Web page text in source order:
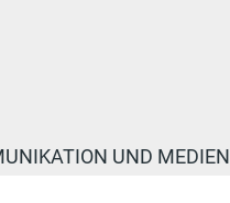
UND MEDIEN